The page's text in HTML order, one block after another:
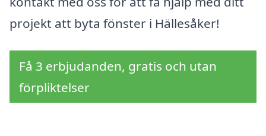
projekt att byta fönster i Hällesåker!
Få 3 erbjudanden, gratis och utan
förpliktelser